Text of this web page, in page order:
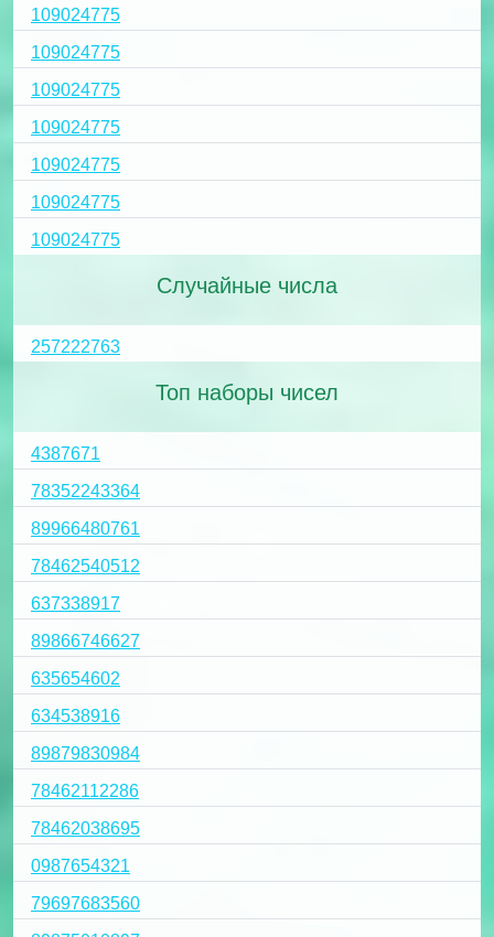
109024775
109024775
109024775
109024775
109024775
109024775
109024775
Случайные числа
257222763
Топ наборы чисел
4387671
78352243364
89966480761
78462540512
637338917
89866746627
635654602
634538916
89879830984
78462112286
78462038695
0987654321
79697683560